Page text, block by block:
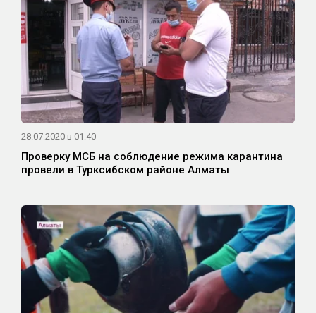
28.07.2020 в 01:40
Проверку МСБ на соблюдение режима карантина
провели в Турксибском районе Алматы